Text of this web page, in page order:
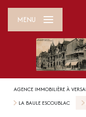
MENU
AGENCE IMMOBILIÈRE À
LA BAULE ESCOUBLAC